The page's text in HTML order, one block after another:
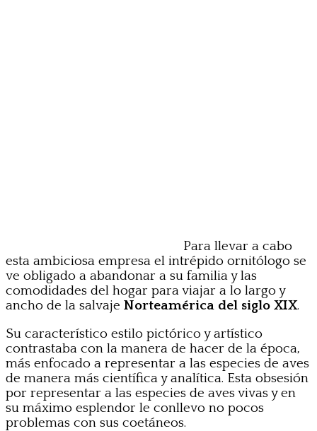
Para llevar a cabo
esta ambiciosa empresa el intrépido ornitólogo se
ve obligado a abandonar a su familia y las
comodidades del hogar para viajar a lo largo y
ancho de la salvaje Norteamérica del siglo XIX.
Su característico estilo pictórico y artístico
contrastaba con la manera de hacer de la época,
más enfocado a representar a las especies de aves
de manera más científica y analítica. Esta obsesión
por representar a las especies de aves vivas y en
su máximo esplendor le conllevo no pocos
problemas con sus coetáneos.